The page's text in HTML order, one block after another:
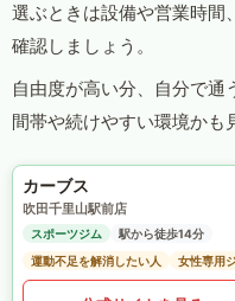
選ぶときは設備や営業時間
確認しましょう。
自由度が高い分、自分で
間帯や続けやすい環境かも
カーブス
吹田千里山駅前店
スポーツジム
駅から徒歩14分
運動不足を解消したい人
女性専用